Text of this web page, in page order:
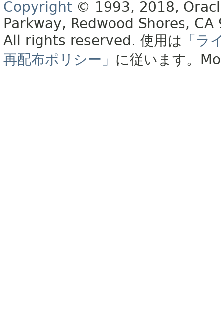
Copyright © 1993, 2018,
Parkway, Redwood Shores, CA
All rights reserved. 使用は 「ラ
再配布ポリシー」 に従います。